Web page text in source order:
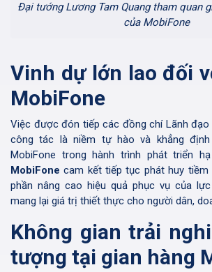
Đại tướng Lương Tam Quang tham quan
của MobiFone
Vinh dự lớn lao đối
MobiFone
Việc được đón tiếp các đồng chí Lãnh
công tác là niềm tự hào và khẳng
MobiFone trong hành trình phát triển
MobiFonecam kết tiếp tục phát huy tiềm
phần nâng cao hiệu quả phục vụ của
mang lại giá trị thiết thực cho người dân,
Không gian trải
tượng tại gian hàng